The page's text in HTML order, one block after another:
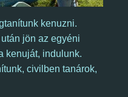
kenuzni.
jön az egyéni
kenuját, indulunk.
civilben tanárok,